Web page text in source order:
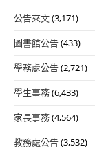
公告來文(3,171)
圖書館公告(433)
學務處公告(2,721)
學生事務(6,433)
家長事務(4,564)
教務處公告(3,532)